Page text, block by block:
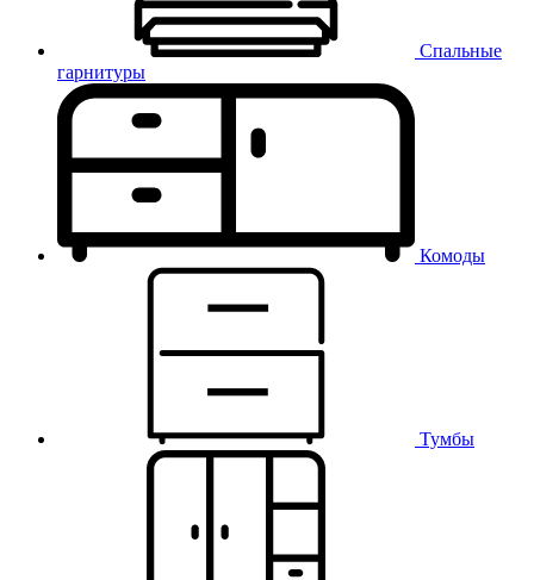
Спальные
гарнитуры
Комоды
Тумбы